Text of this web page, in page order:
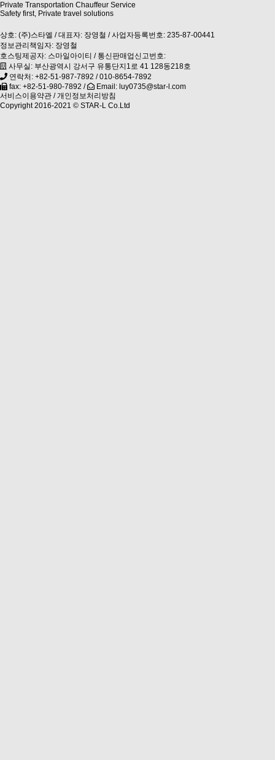
Private Transportation Chauffeur Service
Safety first, Private travel solutions
상호: (주)스타엘 / 대표자: 장영철 / 사업자등록번호: 235-87-00441
정보관리책임자: 장영철
호스팅제공자: 스마일아이티 / 통신판매업신고번호:
사무실: 부산광역시 강서구 유통단지1로 41 128동218호
연락처: +82-51-987-7892 /010-8654-7892
fax: +82-51-980-7892 /
Email: luy0735@star-l.com
서비스이용약관 /개인정보처리방침
Copyright 2016-2021 © STAR-L Co.Ltd